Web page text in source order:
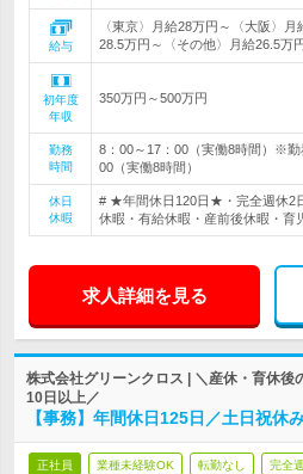
給与
〈東京〉月給28万円～〈大阪〉
28.5万円～〈その他〉月給26.5万
初年度
年収
350万円～500万円
勤務
時間
8：00～17：00（実働8時間）※勤
00（実働8時間）
休日
休暇
# ★年間休日120日★・完全週休2
休暇・有給休暇・産前後休暇・育
求人詳細を見る
株式会社グリーンクロス | ＼産休・育休後
10日以上／
【事務】年間休日125日／土日祝休
正社員 業種未経験OK 転勤なし 完全